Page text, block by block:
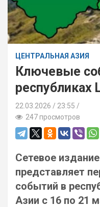
ЦЕНТРАЛЬНАЯ АЗИЯ
Ключевые
республиках
22.03.2026
23:55 /
247 просмотров
Сетевое издание
представляет
событий в
Азии c 16 по 21